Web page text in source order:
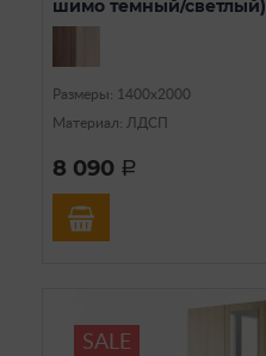
шимо темный/светлый)
Размеры: 1400х2000
Материал: ЛДСП
8 090 a
SALE